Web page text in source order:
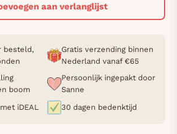
aan verlanglijst
besteld,
Gratis verzending binnen
Nederland vanaf €65
boom
Persoonlijk ingepakt door
Sanne
iDEAL
30 dagen bedenktijd